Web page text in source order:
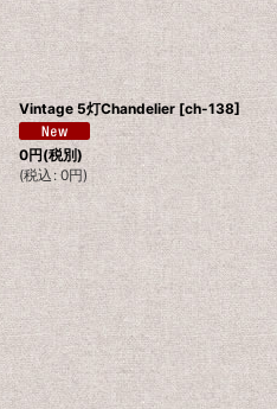
Vintage 5灯Chandelier [ch-138]
0円(税別)
(税込 : 0円)